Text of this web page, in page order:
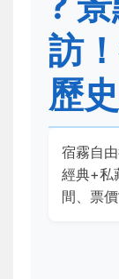
訪
歷
宿霧自
經典+私
間、票